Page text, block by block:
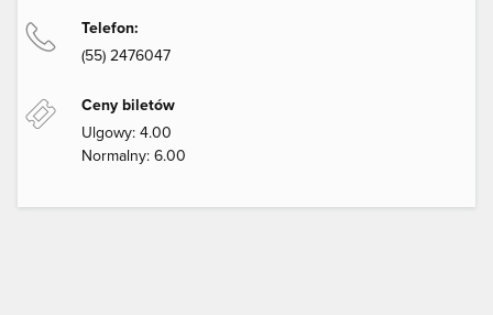
Telefon:
(55) 2476047
Ceny biletów
Ulgowy: 4.00
Normalny: 6.00